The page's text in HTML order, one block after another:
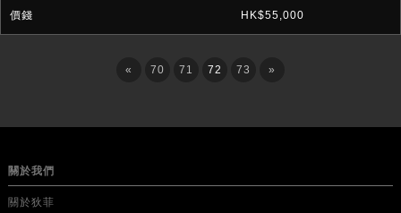
HK$55,000
« 70 71 72 73 »
關於我們
關於狄菲